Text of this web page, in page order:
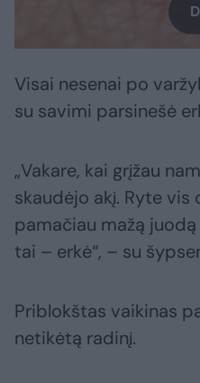
Visai nesenai po
su savimi parsinešė
„Vakare, kai grįžau
skaudėjo akį. Ryte vis
pamačiau mažą
tai – erkė“, – su
Priblokštas vaikinas
netikėtą radinį.